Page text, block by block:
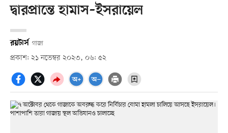
দ্বারপ্রান্তে হামাস–ইসরায়েল
রয়টার্স গাজা
প্রকাশ: ২১ নভেম্বর ২০২৩, ০৬: ৫২